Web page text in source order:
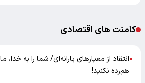
کامنت های اقتصادی
●انتقاد از معیارهای یارانه‌ای/ شما را به خدا،
هم‌رده نکنید!